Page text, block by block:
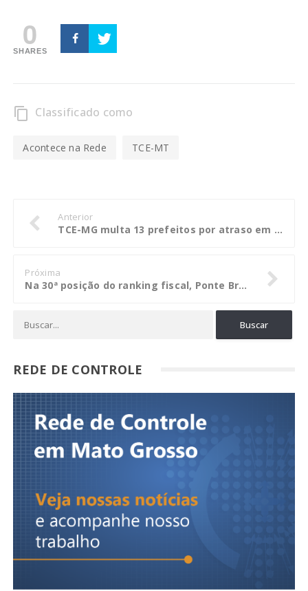
0
SHARES
content_copy Classificado como
Acontece na Rede TCE-MT
Anterior
TCE-MG multa 13 prefeitos por atraso em relatórios da LRF
Próxima
Na 30ª posição do ranking fiscal, Ponte Branca tem parecer favorável do TCE
REDE DE CONTROLE